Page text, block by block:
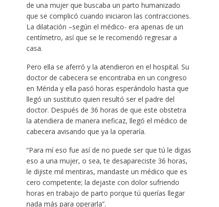
de una mujer que buscaba un parto humanizado
que se complicó cuando iniciaron las contracciones.
La dilatación –según el médico- era apenas de un
centímetro, así que se le recomendó regresar a
casa.
Pero ella se aferró y la atendieron en el hospital. Su
doctor de cabecera se encontraba en un congreso
en Mérida y ella pasó horas esperándolo hasta que
llegó un sustituto quien resultó ser el padre del
doctor. Después de 36 horas de que este obstetra
la atendiera de manera ineficaz, llegó el médico de
cabecera avisando que ya la operaría.
“Para mí eso fue así de no puede ser que tú le digas
eso a una mujer, o sea, te desapareciste 36 horas,
le dijiste mil mentiras, mandaste un médico que es
cero competente; la dejaste con dolor sufriendo
horas en trabajo de parto porque tú querías llegar
nada más para operarla”.